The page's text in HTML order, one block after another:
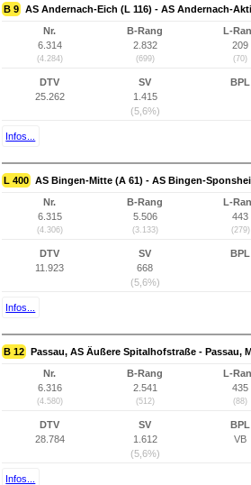
B 9 AS Andernach-Eich (L 116) - AS Andernach-
Nr.
6.314
(4.284)
B-Rang
2.832
(699)
L-
209
(70)
DTV
25.262
SV
1.415
(5,6%)
BPL
Infos...
L 400 AS Bingen-Mitte (A 61) - AS Bingen-
Nr.
6.315
(4.306)
B-Rang
5.506
(3.133)
L-
443
(279)
DTV
11.923
SV
668
(5,6%)
BPL
Infos...
B 12 Passau, AS Äußere Spitalhofstraße - Passau,
Nr.
6.316
(4.580)
B-Rang
2.541
(512)
L-
435
(88)
DTV
28.784
SV
1.612
(5,6%)
BPL
VB
Infos...